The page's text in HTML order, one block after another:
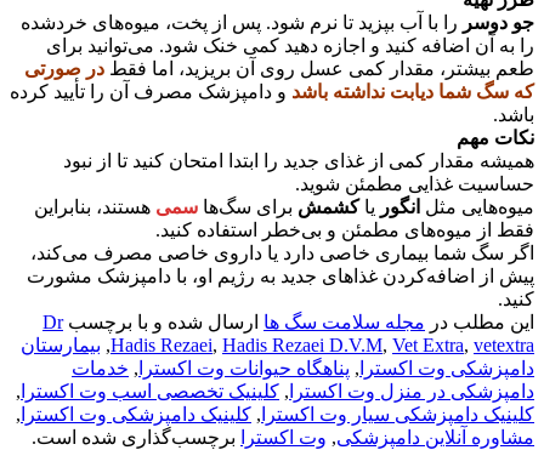
جو دوسر را با آب بپزید تا نرم شود. پس از پخت، میوه‌های خردشده
را به آن اضافه کنید و اجازه دهید کمی خنک شود. می‌توانید برای
طعم بیشتر، مقدار کمی عسل روی آن بریزید، اما فقط در صورتی
که سگ شما دیابت نداشته باشد و دامپزشک مصرف آن را تأیید کرده
باشد.
نکات مهم
همیشه مقدار کمی از غذای جدید را ابتدا امتحان کنید تا از نبود
حساسیت غذایی مطمئن شوید.
میوه‌هایی مثل انگور یا کشمش برای سگ‌ها سمی هستند، بنابراین
فقط از میوه‌های مطمئن و بی‌خطر استفاده کنید.
اگر سگ شما بیماری خاصی دارد یا داروی خاصی مصرف می‌کند،
پیش از اضافه‌کردن غذاهای جدید به رژیم او، با دامپزشک مشورت
کنید.
این مطلب در مجله سلامت سگ ها ارسال شده و با برچسبDr
Hadis Rezaei, Hadis Rezaei D.V.M, Vet Extra, vetextra
, بیمارستان
دامپزشکی وت اکسترا , پناهگاه حیوانات وت اکسترا , خدمات
دامپزشکی در منزل وت اکسترا , کلینیک تخصصی اسب وت اکسترا ,
کلینیک دامپزشکی سیار وت اکسترا , کلینیک دامپزشکی وت اکسترا ,
مشاوره آنلاین دامپزشکی, وت اکسترا برچسب‌گذاری شده است.